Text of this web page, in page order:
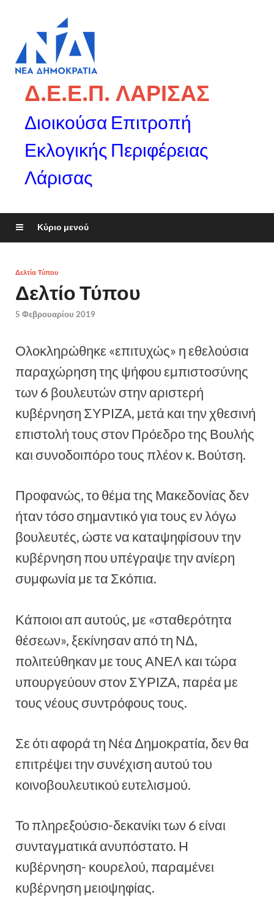
Δ.Ε.Ε.Π. ΛΑΡΙΣΑΣ
Διοικούσα Επιτροπή
Εκλογικής Περιφέρειας
Λάρισας
Κύριο μενού
Δελτία Τύπου
Δελτίο Τύπου
5 Φεβρουαρίου 2019
Ολοκληρώθηκε «επιτυχώς» η εθελούσια
παραχώρηση της ψήφου εμπιστοσύνης
των 6 βουλευτών στην αριστερή
κυβέρνηση ΣΥΡΙΖΑ, μετά και την χθεσινή
επιστολή τους στον Πρόεδρο της Βουλής
και συνοδοιπόρο τους πλέον κ. Βούτση.
Προφανώς, το θέμα της Μακεδονίας δεν
ήταν τόσο σημαντικό για τους εν λόγω
βουλευτές, ώστε να καταψηφίσουν την
κυβέρνηση που υπέγραψε την ανίερη
συμφωνία με τα Σκόπια.
Κάποιοι απ αυτούς, με «σταθερότητα
θέσεων», ξεκίνησαν από τη ΝΔ,
πολιτεύθηκαν με τους ΑΝΕΛ και τώρα
υπουργεύουν στον ΣΥΡΙΖΑ, παρέα με
τους νέους συντρόφους τους.
Σε ότι αφορά τη Νέα Δημοκρατία, δεν θα
επιτρέψει την συνέχιση αυτού του
κοινοβουλευτικού ευτελισμού.
Το πληρεξούσιο-δεκανίκι των 6 είναι
συνταγματικά ανυπόστατο. Η
κυβέρνηση- κουρελού, παραμένει
κυβέρνηση μειοψηφίας.